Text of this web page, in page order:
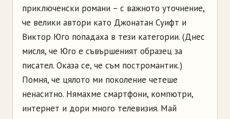
приключенски романи – с важното уточнение,
че велики автори като Джонатан Суифт и
Виктор Юго попадаха в тези категории. (Днес
мисля, че Юго е съвършеният образец за
писател. Оказа се, че съм постромантик.)
Помня, че цялото ми поколение четеше
ненаситно. Нямахме смартфони, компютри,
интернет и дори много телевизия. Май